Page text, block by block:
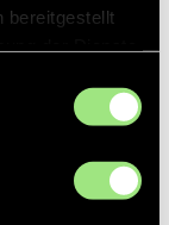
bereitgestellt